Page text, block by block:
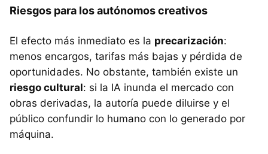
Riesgos para los autónomos creativos
El efecto más inmediato es la precarización:
menos encargos, tarifas más bajas y pérdida de
oportunidades. No obstante, también existe un
riesgo cultural: si la IA inunda el mercado con
obras derivadas, la autoría puede diluirse y el
público confundir lo humano con lo generado por
máquina.